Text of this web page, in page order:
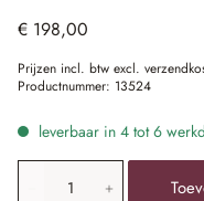
€ 198,00
Prijzen incl. btw excl.
Productnummer: 13524
leverbaar in 4 tot 6